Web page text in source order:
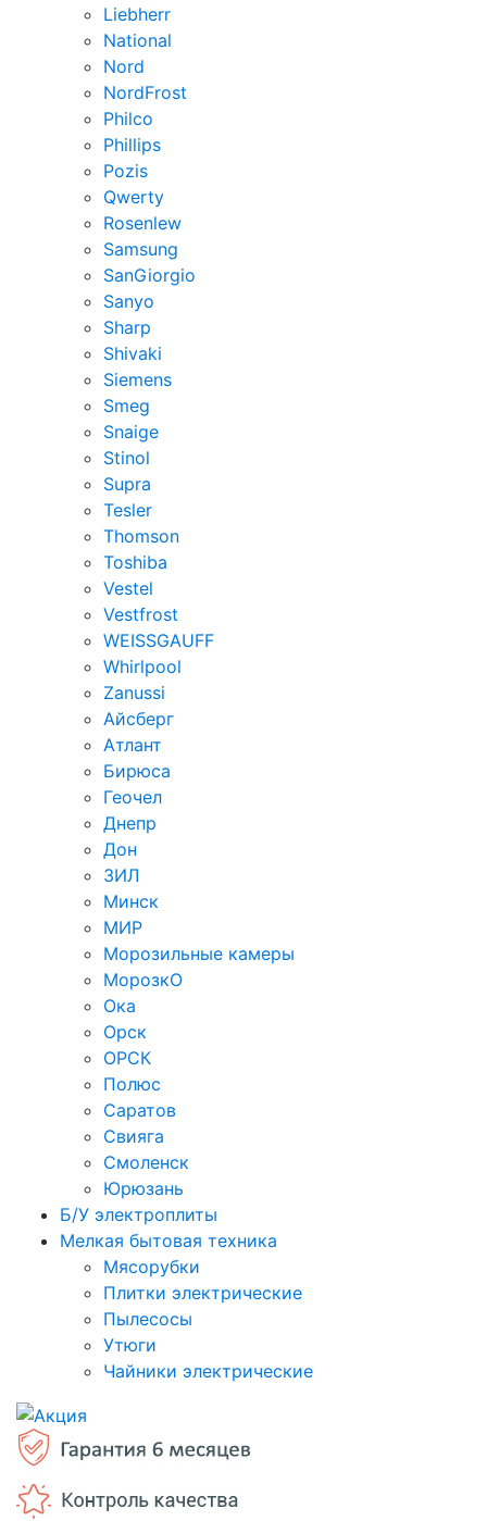
Liebherr
National
Nord
NordFrost
Philco
Phillips
Pozis
Qwerty
Rosenlew
Samsung
SanGiorgio
Sanyo
Sharp
Shivaki
Siemens
Smeg
Snaige
Stinol
Supra
Tesler
Thomson
Toshiba
Vestel
Vestfrost
WEISSGAUFF
Whirlpool
Zanussi
Айсберг
Атлант
Бирюса
Геочел
Днепр
Дон
ЗИЛ
Минск
МИР
Морозильные камеры
МорозкО
Ока
Орск
ОРСК
Полюс
Саратов
Свияга
Смоленск
Юрюзань
Б/У электроплиты
Мелкая бытовая техника
Мясорубки
Плитки электрические
Пылесосы
Утюги
Чайники электрические